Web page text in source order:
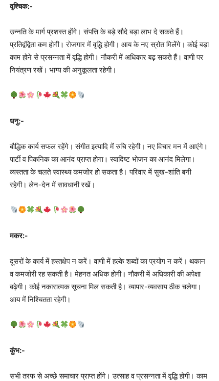
वृश्चिक:-
उन्नति के मार्ग प्रशस्त होंगे। संपत्ति के बड़े सौदे बड़ा लाभ दे सकते हैं।
प्रतिद्वंद्विता कम होगी। रोजगार में वृद्धि होगी। आय के नए स्रोत मिलेंगे। कोई बड़ा
काम होने से प्रसन्नता में वृद्धि होगी। नौकरी में अधिकार बढ़ सकते हैं। वाणी पर
नियंत्रण रखें। भाग्य की अनुकूलता रहेगी।
धनु:-
बौद्धिक कार्य सफल रहेंगे। संगीत इत्यादि में रुचि रहेगी। नए विचार मन में आएंगे।
पार्टी व पिकनिक का आनंद प्राप्त होगा। स्वादिष्ट भोजन का आनंद मिलेगा।
व्यस्तता के चलते स्वास्थ्य कमजोर हो सकता है। परिवार में सुख-शांति बनी
रहेगी। लेन-देन में सावधानी रखें।
मकर:-
दूसरों के कार्य में हस्तक्षेप न करें। वाणी में हल्के शब्दों का प्रयोग न करें। थकान
व कमजोरी रह सकती है। मेहनत अधिक होगी। नौकरी में अधिकारी की अपेक्षा
बढ़ेगी। कोई नकारात्मक सूचना मिल सकती है। व्यापार-व्यवसाय ठीक चलेगा।
आय में निश्चितता रहेगी।
कुंभ:-
सभी तरफ से अच्‍छे समाचार प्राप्त होंगे। उत्साह व प्रसन्नता में वृद्धि होगी। काम